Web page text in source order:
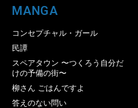
MANGA
コンセプチャル・ガール
民譚
スペアタウン 〜つくろう自分だ
けの予備の街〜
柳さん ごはんですよ
答えのない問い